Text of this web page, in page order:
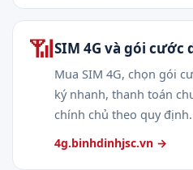
📶SIM 4G và gói cước
Mua SIM 4G, chọn gói
ký nhanh, thanh toán
chính chủ theo quy định.
4g.binhdinhjsc.vn →